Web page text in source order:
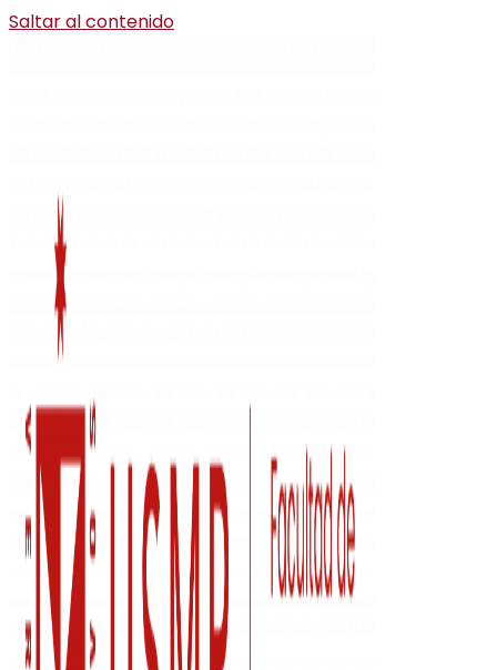
Saltar al contenido